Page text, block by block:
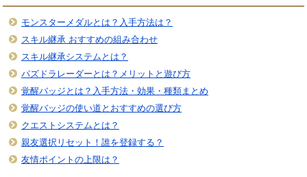
モンスターメダルとは？入手方法は？
スキル継承 おすすめの組み合わせ
スキル継承システムとは？
パズドラレーダーとは？メリットと遊び方
覚醒バッジとは？入手方法・効果・種類まとめ
覚醒バッジの使い道とおすすめの選び方
クエストシステムとは？
親友選択リセット！誰を登録する？
友情ポイントの上限は？